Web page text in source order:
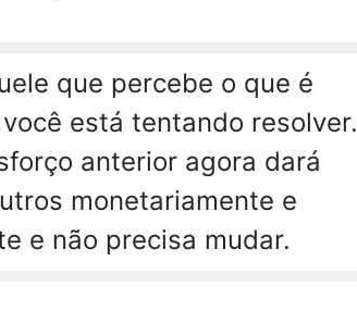
que percebe o que é
está tentando resolver.
anterior agora dará
monetariamente e
e não precisa mudar.